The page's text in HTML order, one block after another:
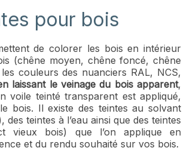
pour bois
de colorer les bois en intérieur
(chêne moyen, chêne foncé, chêne
couleurs des nuanciers RAL, NCS,
laissant le veinage du bois apparent,
voile teinté transparent est appliqué,
bois. Il existe des teintes au solvant
des teintes à l’eau ainsi que des teintes
vieux bois) que l’on applique en
et du rendu souhaité sur vos bois.